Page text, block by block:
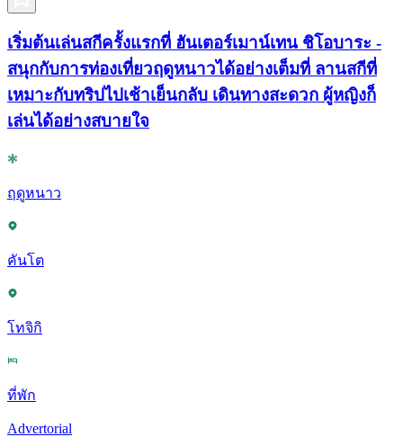
เริ่มต้นเล่นสกีครั้งแรกที่ ฮันเตอร์เมาน์เทน ชิโอบาระ -
สนุกกับการท่องเที่ยวฤดูหนาวได้อย่างเต็มที่ ลานสกีที่
เหมาะกับทริปไปเช้าเย็นกลับ เดินทางสะดวก ผู้หญิงก็
เล่นได้อย่างสบายใจ
ฤดูหนาว
คันโต
โทจิกิ
ที่พัก
Advertorial